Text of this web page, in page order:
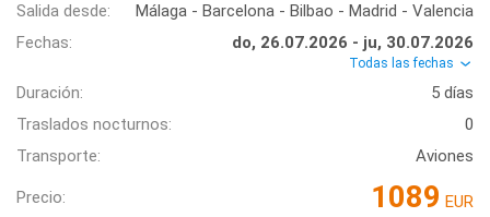
Salida desde:
Málaga - Barcelona - Bilbao - Madrid - Valencia
Fechas:
do, 26.07.2026 - ju, 30.07.2026
Todas las fechas
Duración:
5 días
Traslados nocturnos:
0
Transporte:
Aviones
Precio: 1089 EUR